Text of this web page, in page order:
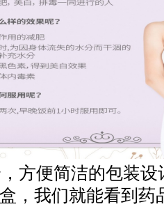
方便简洁的包装
，我们就能看到药